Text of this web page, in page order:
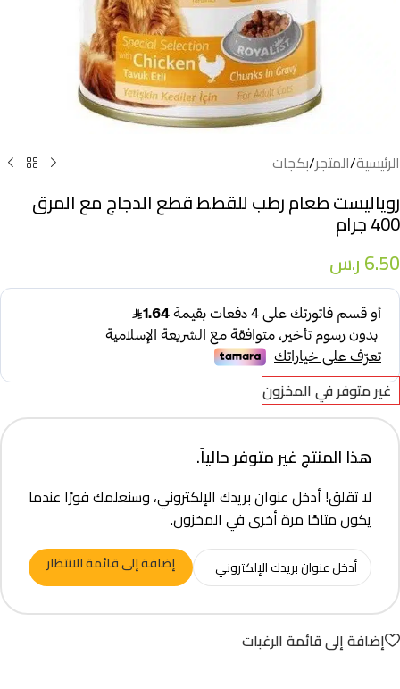
الرئيسية/المتجر/بكجات
روياليست طعام رطب للقطط قطع الدجاج مع المرق
400 جرام
6.50ر.س
غير متوفر في المخزون
هذا المنتج غير متوفر حالياً.
لا تقلق! أدخل عنوان بريدك الإلكتروني، وسنعلمك فورًا عندما
يكون متاحًا مرة أخرى في المخزون.
إضافة إلى قائمة الانتظار
إضافة إلى قائمة الرغبات